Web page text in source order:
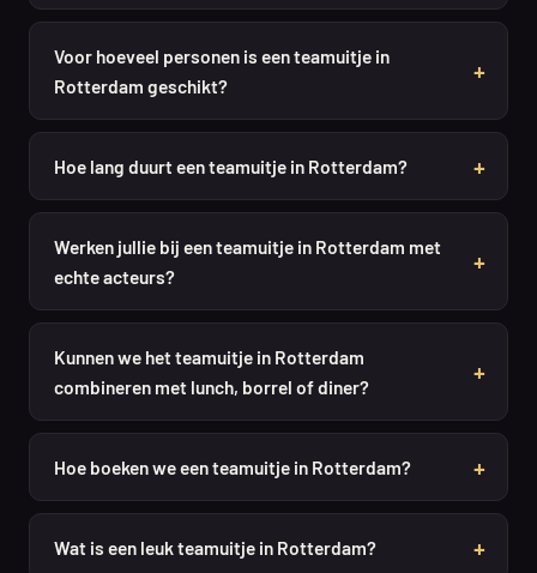
Voor hoeveel personen is een teamuitje in
Rotterdam geschikt?
Hoe lang duurt een teamuitje in Rotterdam?
Werken jullie bij een teamuitje in Rotterdam met
echte acteurs?
Kunnen we het teamuitje in Rotterdam
combineren met lunch, borrel of diner?
Hoe boeken we een teamuitje in Rotterdam?
Wat is een leuk teamuitje in Rotterdam?